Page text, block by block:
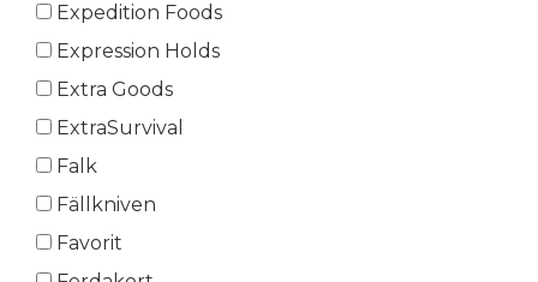
Expedition Foods
Expression Holds
Extra Goods
ExtraSurvival
Falk
Fällkniven
Favorit